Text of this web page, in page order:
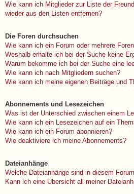
Wie kann ich Mitglieder zur Liste der
wieder aus den Listen entfernen?
Die Foren durchsuchen
Wie kann ich ein Forum oder mehrere
Weshalb erhalte ich bei der Suche keine
Warum bekomme ich bei der Suche eine
Wie kann ich nach Mitgliedern suchen?
Wie kann ich meine eigenen Beiträge und
Abonnements und Lesezeichen
Was ist der Unterschied zwischen einem
Wie kann ich ein Lesezeichen auf ein
Wie kann ich ein Forum abonnieren?
Wie deaktiviere ich meine Abonnements?
Dateianhänge
Welche Dateianhänge sind in diesem
Kann ich eine Übersicht all meiner